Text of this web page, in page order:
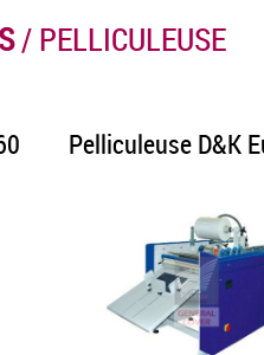
/ PELLICULEUSE
Pelliculeuse D&K